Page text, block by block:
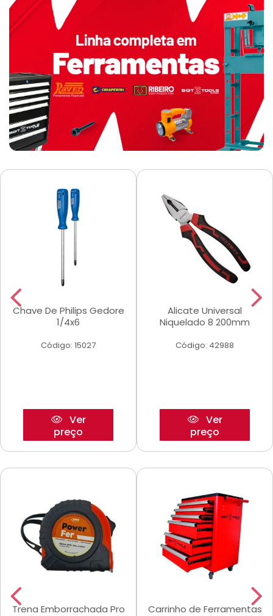
Chave De Philips Gedore
1/4x6
Código: 15027
Ver
preço
Alicate Universal
Niquelado 8 200mm
Código: 42988
Ver
preço
Trena Emborrachada Pro
Carrinho de Ferramentas